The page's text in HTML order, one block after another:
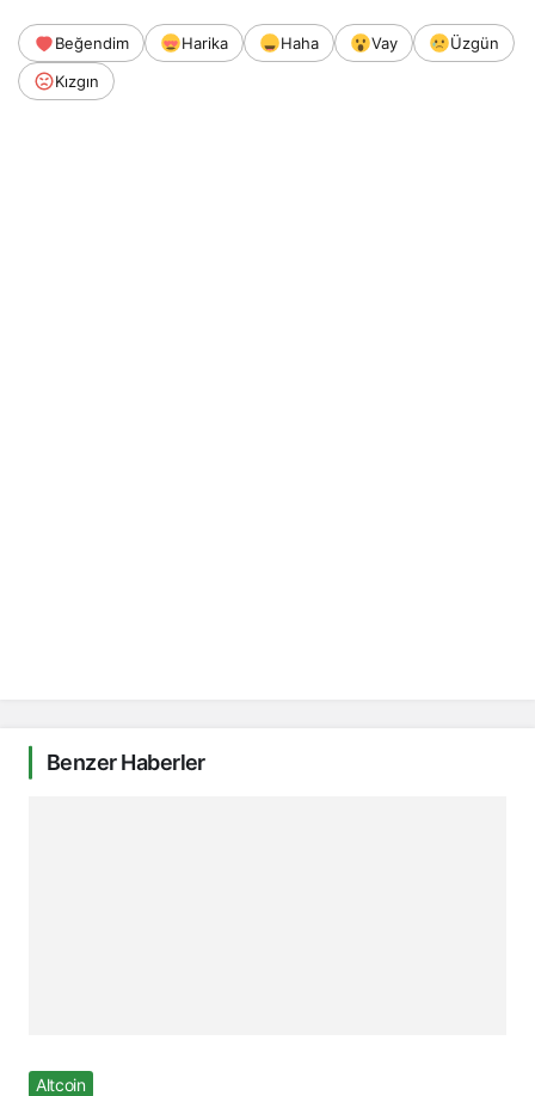
Beğendim Harika Haha Vay
Üzgün
Kızgın
Benzer Haberler
Altcoin